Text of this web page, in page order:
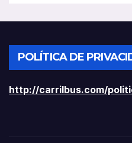
POLÍTICA DE
http://carrilbus.com/